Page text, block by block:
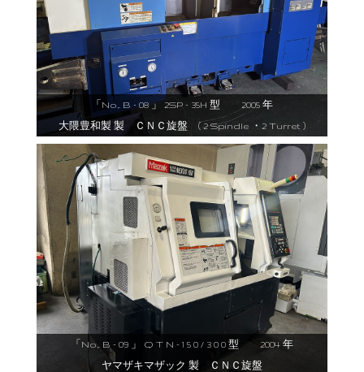
「No,. B - 08 」 2SP - 35H 型 2005 年
大隈豊和製 製 ＣＮＣ旋盤 ( 2 Spindle ・2 Turret )
「No,. B - 09 」 Q T N - 1 5 0 / 3 0 0 型 2004 年
ヤマザキマザック 製 ＣＮＣ旋盤